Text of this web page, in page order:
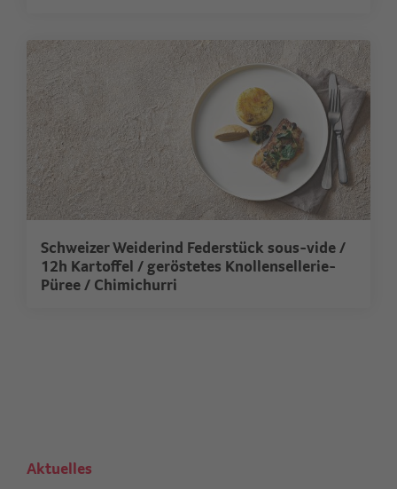
Schweizer Weiderind Federstück sous-vide /
12h Kartoffel / geröstetes Knollensellerie-
Püree / Chimichurri
Aktuelles